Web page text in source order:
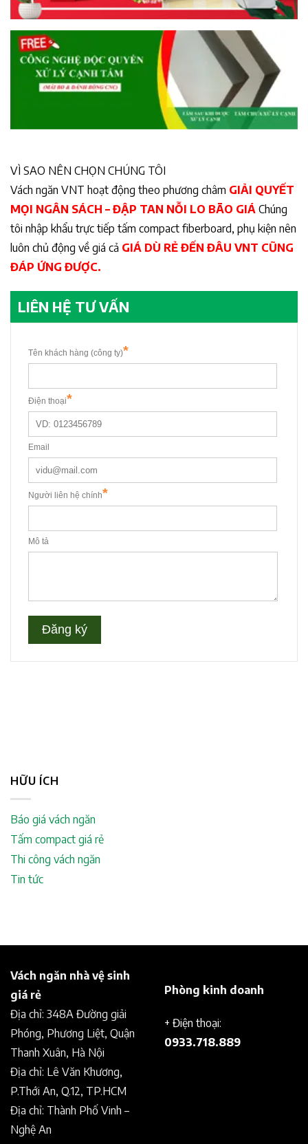
VÌ SAO NÊN CHỌN CHÚNG TÔI
Vách ngăn VNT hoạt động theo phương châm GIẢI QUYẾT
MỌI NGÂN SÁCH – ĐẬP TAN NỖI LO BÃO GIÁ Chúng
tôi nhập khẩu trực tiếp tấm compact fiberboard, phụ kiện nên
luôn chủ động về giá cả GIÁ DÙ RẺ ĐẾN ĐÂU VNT CŨNG
ĐÁP ỨNG ĐƯỢC.
LIÊN HỆ TƯ VẤN
HỮU ÍCH
Báo giá vách ngăn
Tấm compact giá rẻ
Thi công vách ngăn
Tin tức
Vách ngăn nhà vệ sinh
giá rẻ
Địa chỉ: 348A Đường giải
Phóng, Phương Liệt, Quận
Thanh Xuân, Hà Nội
Địa chỉ: Lê Văn Khương,
P.Thới An, Q.12, TP.HCM
Địa chỉ: Thành Phố Vinh –
Nghệ An
Phòng kinh doanh
+ Điện thoại:
0933.718.889